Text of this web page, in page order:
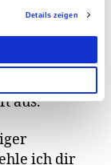
Details zeigen
vor dem
Teller
sieht die
aus.
ich dir